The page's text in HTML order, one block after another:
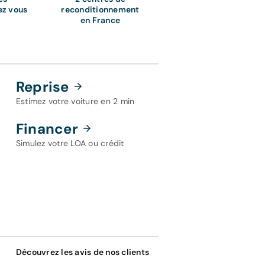
vous
reconditionnement
en France
Reprise
Estimez votre voiture en 2 min
Financer
Simulez votre LOA ou crédit
Découvrez les avis de nos clients